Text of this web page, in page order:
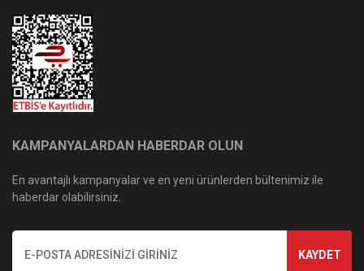
KAMPANYALARDAN HABERDAR OLUN
En avantajlı kampanyalar ve en yeni ürünlerden bültenimiz ile
haberdar olabilirsiniz.
KAYDET